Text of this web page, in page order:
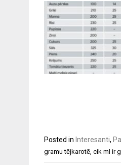
Posted in Interesanti,
gramu tējkarotē, cik ml ir